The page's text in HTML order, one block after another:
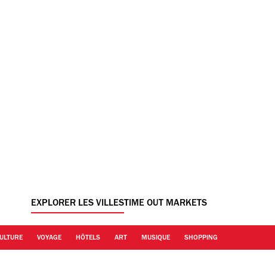
EXPLORER LES VILLESTIME OUT MARKETS
VOYAGE HÔTELS ART MUSIQUE SHOPPING